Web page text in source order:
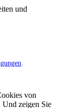
und
von
Und zeigen Sie